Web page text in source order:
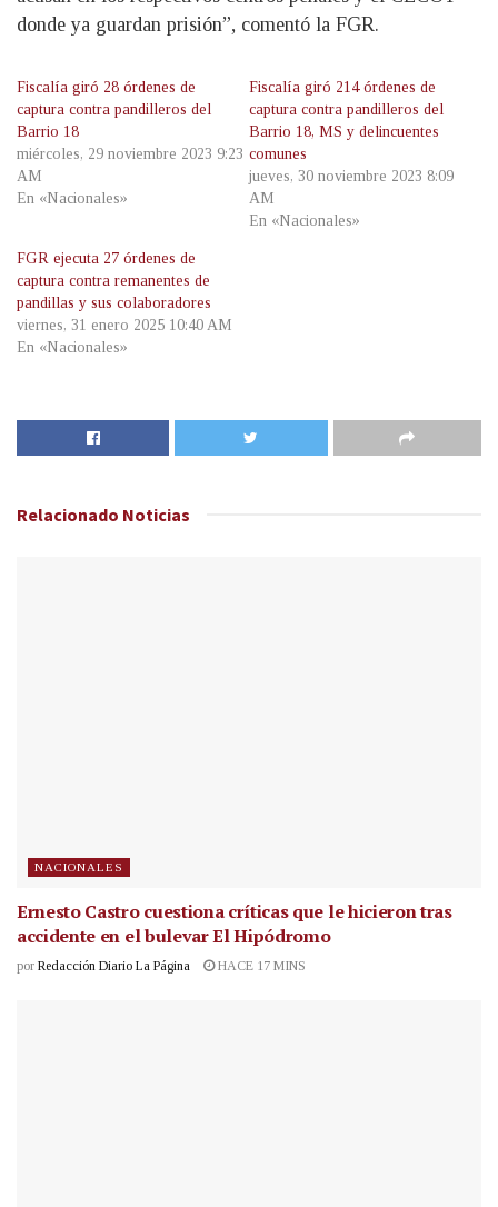
donde ya guardan prisión”, comentó la FGR.
Fiscalía giró 28 órdenes de
captura contra pandilleros del
Barrio 18
miércoles, 29 noviembre 2023 9:23
AM
En «Nacionales»
Fiscalía giró 214 órdenes de
captura contra pandilleros del
Barrio 18, MS y delincuentes
comunes
jueves, 30 noviembre 2023 8:09
AM
En «Nacionales»
FGR ejecuta 27 órdenes de
captura contra remanentes de
pandillas y sus colaboradores
viernes, 31 enero 2025 10:40 AM
En «Nacionales»
Relacionado Noticias
NACIONALES
Ernesto Castro cuestiona críticas que le hicieron tras
accidente en el bulevar El Hipódromo
por Redacción Diario La Página HACE 17 MINS